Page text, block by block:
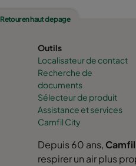
Retour en haut de page
Outils
Localisateur de contact
Recherche de
documents
Sélecteur de produit
Assistance et services
Camfil City
Depuis 60 ans, Camfil
respirer un air plus